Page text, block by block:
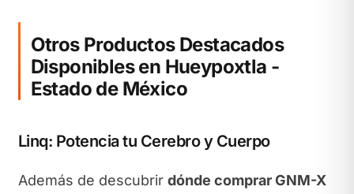
Otros Productos Destacados
Disponibles en Hueypoxtla -
Estado de México
Linq: Potencia tu Cerebro y Cuerpo
Además de descubrir dónde comprar GNM-X